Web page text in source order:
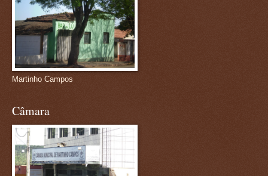
Martinho Campos
Câmara